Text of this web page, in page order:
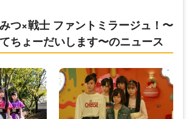
つ×戦士 ファントミラージュ！〜
ちょーだいします〜のニュース